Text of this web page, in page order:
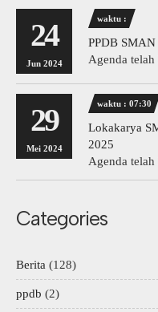
24
Jun 2024
waktu :
PPDB SMAN
Agenda telah
29
Mei 2024
waktu : 07:30
Lokakarya
2025
Agenda telah
Categories
Berita (128)
ppdb (2)